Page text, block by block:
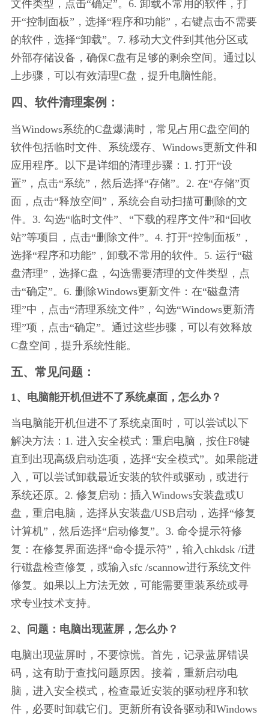
文件类型，点击“确定”。6. 卸载不常用的软件，打
开“控制面板”，选择“程序和功能”，右键点击不需要
的软件，选择“卸载”。7. 移动大文件到其他分区或
外部存储设备，确保C盘有足够的剩余空间。通过以
上步骤，可以有效清理C盘，提升电脑性能。
四、软件清理案例：
当Windows系统的C盘爆满时，常见占用C盘空间的
软件包括临时文件、系统缓存、Windows更新文件和
应用程序。以下是详细的清理步骤：1. 打开“设
置”，点击“系统”，然后选择“存储”。2. 在“存储”页
面，点击“释放空间”，系统会自动扫描可删除的文
件。3. 勾选“临时文件”、“下载的程序文件”和“回收
站”等项目，点击“删除文件”。4. 打开“控制面板”，
选择“程序和功能”，卸载不常用的软件。5. 运行“磁
盘清理”，选择C盘，勾选需要清理的文件类型，点
击“确定”。6. 删除Windows更新文件：在“磁盘清
理”中，点击“清理系统文件”，勾选“Windows更新清
理”项，点击“确定”。通过这些步骤，可以有效释放
C盘空间，提升系统性能。
五、常见问题：
1、电脑能开机但进不了系统桌面，怎么办？
当电脑能开机但进不了系统桌面时，可以尝试以下
解决方法：1. 进入安全模式：重启电脑，按住F8键
直到出现高级启动选项，选择“安全模式”。如果能进
入，可以尝试卸载最近安装的软件或驱动，或进行
系统还原。2. 修复启动：插入Windows安装盘或U
盘，重启电脑，选择从安装盘/USB启动，选择“修复
计算机”，然后选择“启动修复”。3. 命令提示符修
复：在修复界面选择“命令提示符”，输入chkdsk /f进
行磁盘检查修复，或输入sfc /scannow进行系统文件
修复。如果以上方法无效，可能需要重装系统或寻
求专业技术支持。
2、问题：电脑出现蓝屏，怎么办？
电脑出现蓝屏时，不要惊慌。首先，记录蓝屏错误
码，这有助于查找问题原因。接着，重新启动电
脑，进入安全模式，检查最近安装的驱动程序和软
件，必要时卸载它们。更新所有设备驱动和Windows